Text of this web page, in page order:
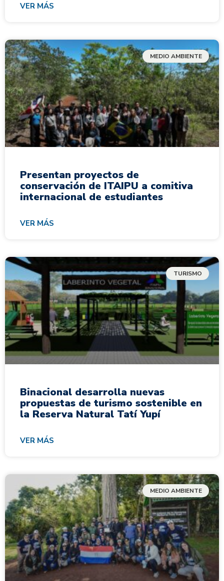
VER MÁS
MEDIO AMBIENTE
Presentan proyectos de
conservación de ITAIPU a comitiva
internacional de estudiantes
VER MÁS
TURISMO
Binacional desarrolla nuevas
propuestas de turismo sostenible en
la Reserva Natural Tatí Yupí
VER MÁS
MEDIO AMBIENTE